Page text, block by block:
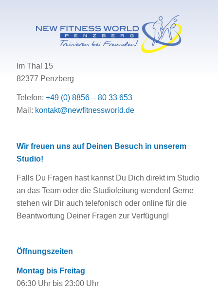
Im Thal 15
82377 Penzberg
Telefon: +49 (0) 8856 – 80 33 653
Mail: kontakt@newfitnessworld.de
Wir freuen uns auf Deinen Besuch in unserem
Studio!
Falls Du Fragen hast kannst Du Dich direkt im Studio
an das Team oder die Studioleitung wenden! Gerne
stehen wir Dir auch telefonisch oder online für die
Beantwortung Deiner Fragen zur Verfügung!
Öffnungszeiten
Montag bis Freitag
06:30 Uhr bis 23:00 Uhr